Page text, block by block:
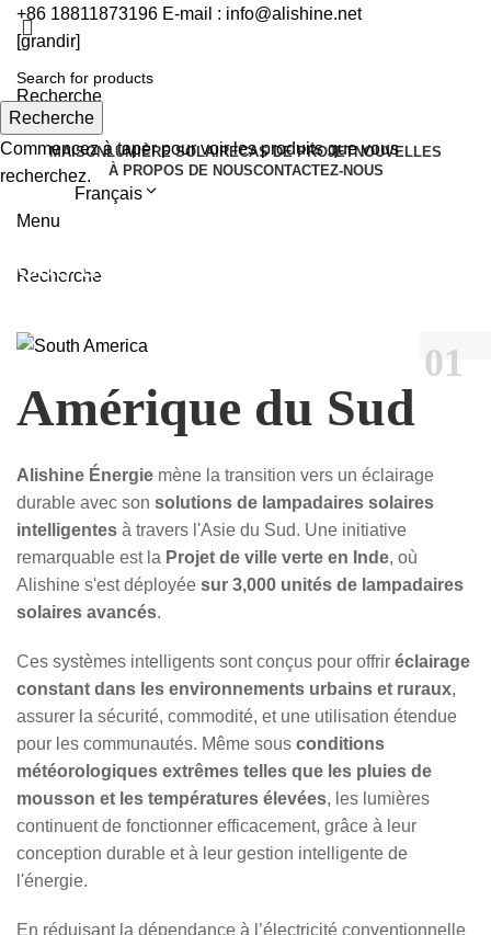
+86 18811873196 E-mail : info@alishine.net
[grandir]
Recherche
MAISONLUMIÈRE SOLAIRECAS DE PROJETNOUVELLES
À PROPOS DE NOUSCONTACTEZ-NOUS
Français
Menu
Recherche
Cas de projet
Amérique du Sud
Alishine Énergie mène la transition vers un éclairage
durable avec son solutions de lampadaires solaires
intelligentes à travers l'Asie du Sud. Une initiative
remarquable est la Projet de ville verte en Inde, où
Alishine s'est déployée sur 3,000 unités de lampadaires
solaires avancés.
Ces systèmes intelligents sont conçus pour offrir éclairage
constant dans les environnements urbains et ruraux,
assurer la sécurité, commodité, et une utilisation étendue
pour les communautés. Même sous conditions
météorologiques extrêmes telles que les pluies de
mousson et les températures élevées, les lumières
continuent de fonctionner efficacement, grâce à leur
conception durable et à leur gestion intelligente de
l'énergie.
En réduisant la dépendance à l’électricité conventionnelle
01
Recherche
Commencez à taper pour voir les produits que vous
recherchez.